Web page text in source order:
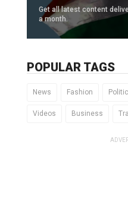
Get all latest content
a month.
POPULAR TAGS
News Fashion
Videos Business